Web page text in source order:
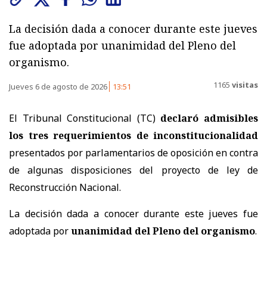
La decisión dada a conocer durante este jueves
fue adoptada por unanimidad del Pleno del
organismo.
Jueves 6 de agosto de 2026 13:51 1165 visitas
El Tribunal Constitucional (TC) declaró admisibles
los tres requerimientos de inconstitucionalidad
presentados por parlamentarios de oposición en contra
de algunas disposiciones del proyecto de ley de
Reconstrucción Nacional.
La decisión dada a conocer durante este jueves fue
adoptada porunanimidad del Pleno del organismo.